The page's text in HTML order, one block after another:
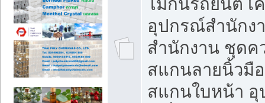
ไม้กั้นรถยนต์ เ
อุปกรณ์สำนักง
สำนักงาน ชุดค
สแกนลายนิ้วมื
สแกนใบหน้า